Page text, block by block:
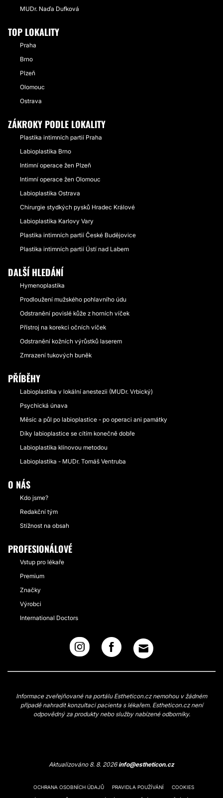
MUDr. Naďa Dufková
TOP LOKALITY
Praha
Brno
Plzeň
Olomouc
Ostrava
ZÁKROKY PODLE LOKALITY
Plastika intimních partií Praha
Labioplastika Brno
Intimní operace žen Plzeň
Intimní operace žen Olomouc
Labioplastika Ostrava
Chirurgie stydkých pysků Hradec Králové
Labioplastika Karlovy Vary
Plastika intimních partií České Budějovice
Plastika intimních partií Ústí nad Labem
DALŠÍ HLEDÁNÍ
Hymenoplastika
Prodloužení mužského pohlavního údu
Odstranění povislé kůže z horních víček
Přístroj na korekci očních víček
Odstranění kožních výrůstků laserem
Zmrazení tukových buněk
PŘÍBĚHY
Labioplastika v lokální anestezii (MUDr. Vrbický)
Psychická únava
Měsíc a půl po labioplastice - po operaci ani památky
Díky labioplastice se cítím konečně dobře
Labioplastika klínovou metodou
Labioplastika - MUDr. Tomáš Ventruba
O NÁS
Kdo jsme?
Redakční tým
Stížnost na obsah
PROFESIONÁLOVÉ
Vstup pro lékaře
Premium
Značky
Výrobci
International Doctors
Informace zveřejňované na portálu Estheticon.cz nemohou v žádném
případě nahradit konzultaci pacienta s lékařem. Estheticon.cz není
odpovědný za produkty nebo služby nabízené odborníky.
Aktualizováno 8. 8. 2026info@estheticon.cz
OCHRANA OSOBNÍCH ÚDAJŮ PRAVIDLA POUŽÍVÁNÍ COOKIES